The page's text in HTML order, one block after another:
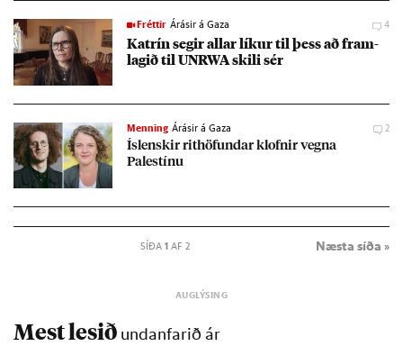
Fréttir Árásir á Gaza 4
Katrín seg­ir all­ar lík­ur til þess að fram­
lag­ið til UN­RWA skili sér
Menning Árásir á Gaza
2
Ís­lensk­ir rit­höf­und­ar klofn­ir vegna
Palestínu
SÍÐA 1AF 2 Næsta síða »
Mest lesið undanfarið ár